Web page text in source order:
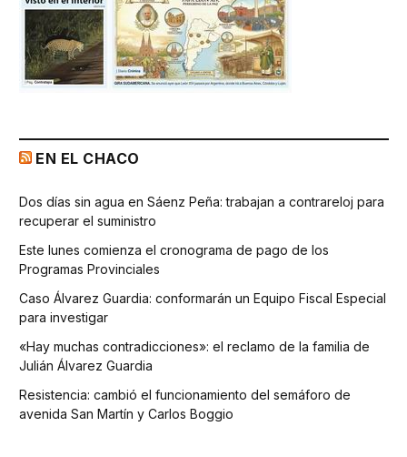
EN EL CHACO
Dos días sin agua en Sáenz Peña: trabajan a contrareloj para
recuperar el suministro
Este lunes comienza el cronograma de pago de los
Programas Provinciales
Caso Álvarez Guardia: conformarán un Equipo Fiscal Especial
para investigar
«Hay muchas contradicciones»: el reclamo de la familia de
Julián Álvarez Guardia
Resistencia: cambió el funcionamiento del semáforo de
avenida San Martín y Carlos Boggio